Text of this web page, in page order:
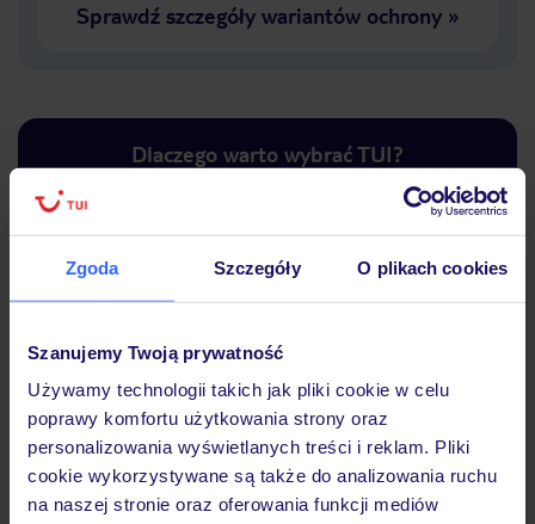
Zgoda Szczegóły O plikach cookies
Szanujemy Twoją prywatność
Używamy technologii takich jak pliki cookie w celu
poprawy komfortu użytkowania strony oraz
personalizowania wyświetlanych treści i reklam. Pliki
cookie wykorzystywane są także do analizowania ruchu
na naszej stronie oraz oferowania funkcji mediów
Sprawdź szczegóły wariantów ochrony»
Dlaczego warto wybrać TUI?
Lider niskich cen
Największe biuro
podróży w Polsce
Hotel